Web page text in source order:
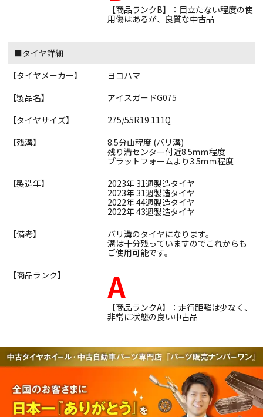
【商品ランクB】：目立たない程度の使
用傷はあるが、良質な中古品
■タイヤ詳細
【タイヤメーカー】
ヨコハマ
【製品名】
アイスガードG075
【タイヤサイズ】
275/55R19 111Q
【残溝】
8.5分山程度 (バリ溝)
残り溝センター付近8.5ｍｍ程度
プラットフォームより3.5ｍｍ程度
【製造年】
2023年 31週製造タイヤ
2023年 31週製造タイヤ
2022年 44週製造タイヤ
2022年 43週製造タイヤ
【備考】
バリ溝のタイヤになります。
溝は十分残っていますのでこれからも
ご使用可能です。
【商品ランク】
A
【商品ランクA】：走行距離は少なく、
非常に状態の良い中古品